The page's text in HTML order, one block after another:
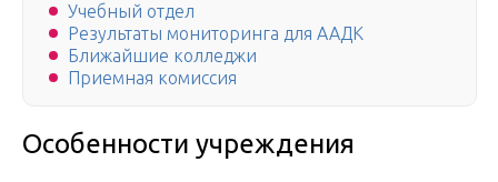
Учебный отдел
Результаты мониторинга для ААДК
Ближайшие колледжи
Приемная комиссия
Особенности учреждения